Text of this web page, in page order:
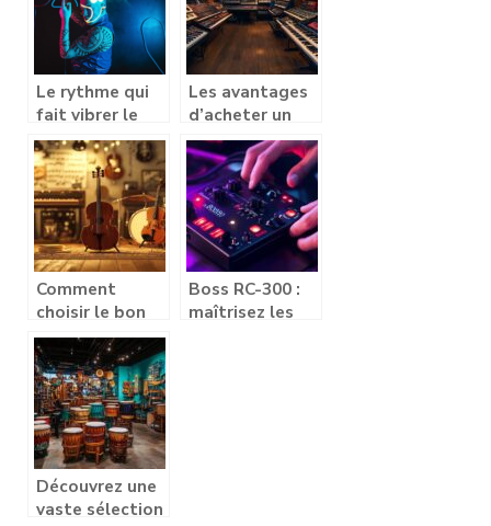
Le rythme qui
fait vibrer le
monde :
l’influence de la
musique techno
Les avantages
d’acheter un
synthétiseur en
magasin
spécialisé
Comment
choisir le bon
instrument de
musique pour
débuter
Boss RC-300 :
maîtrisez les
Découvrez une
vaste sélection